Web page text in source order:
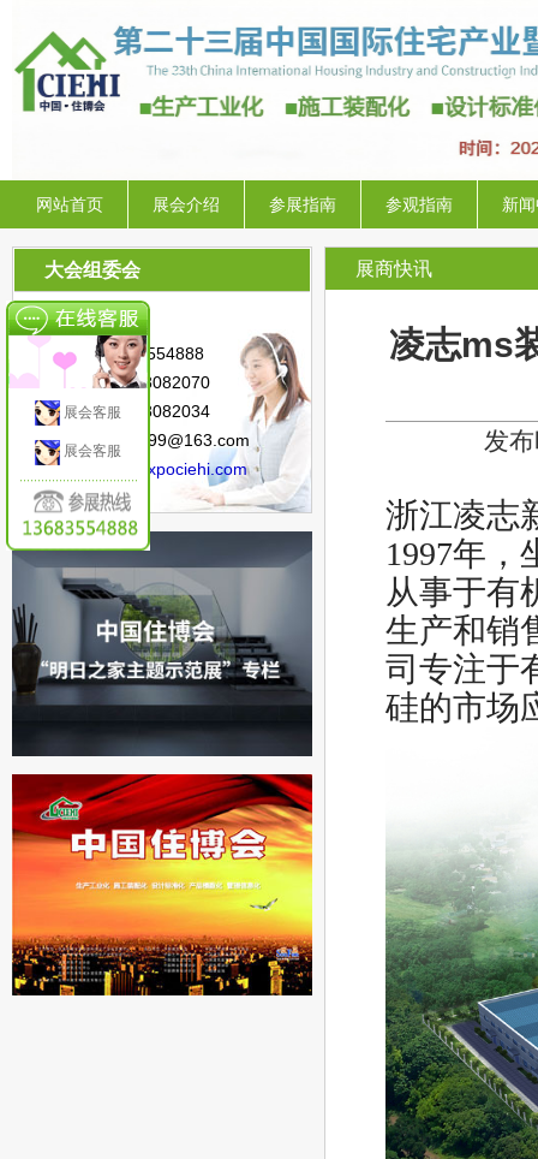
网站首页 展会介绍 参展指南 参观指南 新
大会组委会
联系人：陈 星
手 机：13683554888
电 话：010-88082070
传 真：010-88082034
邮 箱：sunny.99@163.com
网 址：
www.expociehi.com
展商快讯
凌志ms
发
浙江凌志
1997年，
从事于有
生产和销
司专注于
硅的市场
展会客服
展会客服